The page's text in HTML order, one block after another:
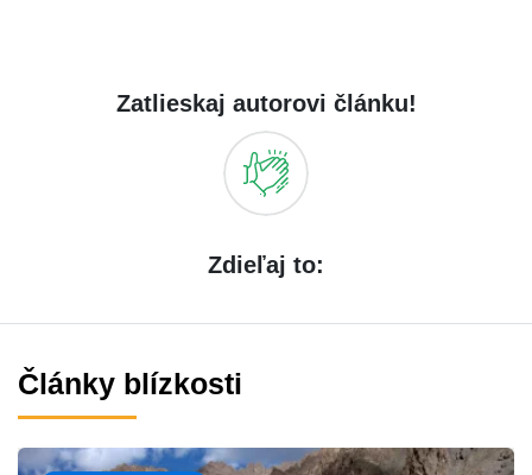
Zatlieskaj autorovi článku!
Zdieľaj to:
Články blízkosti